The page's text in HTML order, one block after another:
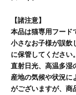
【諸注意】
本品は猫専用フード
小さなお子様が誤飲
に保管してください。
直射日光、高温多湿
産地の気候や状況に
がございますが、商